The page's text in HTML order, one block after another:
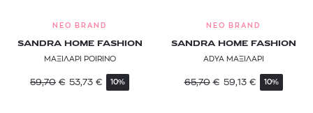
NEO BRAND
SANDRA HOME FASHION
ΜΑΞΙΛΑΡΙ POIRINO
59,70 € 53,73 € 10%
NEO BRAND
SANDRA HOME FASHION
ADYA ΜΑΞΙΛΑΡΙ
65,70 € 59,13 € 10%